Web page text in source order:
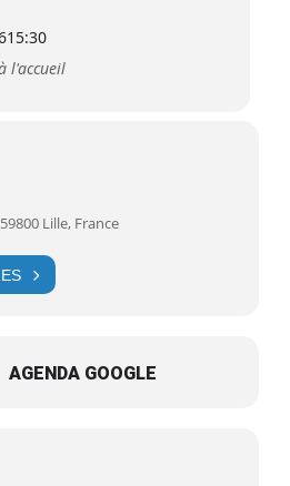
15:30
l'accueil
Lille, France
AGENDA GOOGLE